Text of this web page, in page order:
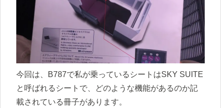
今回は、B787で私が乗っているシートはSKY SUITE
と呼ばれるシートで、どのような機能があるのか記
載されている冊子があります。